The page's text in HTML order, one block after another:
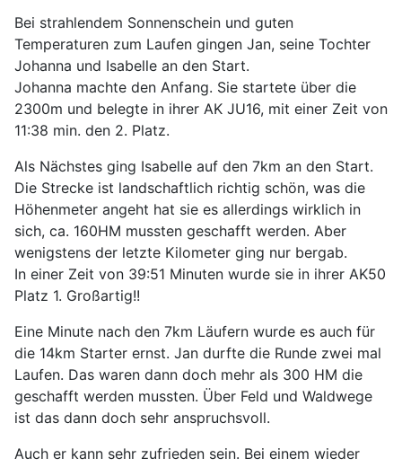
Bei strahlendem Sonnenschein und guten
Temperaturen zum Laufen gingen Jan, seine Tochter
Johanna und Isabelle an den Start.
Johanna machte den Anfang. Sie startete über die
2300m und belegte in ihrer AK JU16, mit einer Zeit von
11:38 min. den 2. Platz.
Als Nächstes ging Isabelle auf den 7km an den Start.
Die Strecke ist landschaftlich richtig schön, was die
Höhenmeter angeht hat sie es allerdings wirklich in
sich, ca. 160HM mussten geschafft werden. Aber
wenigstens der letzte Kilometer ging nur bergab.
In einer Zeit von 39:51 Minuten wurde sie in ihrer AK50
Platz 1. Großartig!!
Eine Minute nach den 7km Läufern wurde es auch für
die 14km Starter ernst. Jan durfte die Runde zwei mal
Laufen. Das waren dann doch mehr als 300 HM die
geschafft werden mussten. Über Feld und Waldwege
ist das dann doch sehr anspruchsvoll.
Auch er kann sehr zufrieden sein. Bei einem wieder